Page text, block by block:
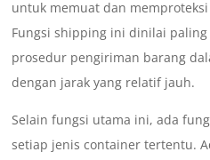
untuk memuat dan
Fungsi shipping ini dinilai
prosedur pengiriman barang
dengan jarak yang relatif jauh.
Selain fungsi utama ini, ada
setiap jenis container tertentu.